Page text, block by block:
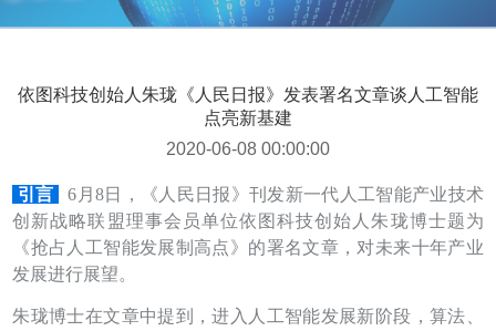
依图科技创始人朱珑《人民日报》发表署名文章谈人工智能
点亮新基建
2020-06-08 00:00:00
引言 6月8日 ，《人民日报》刊发新一代人工智能产业技术
创新战略联盟理事会员单位依 图科技创始人朱珑博士题为
《抢占人工智能发展制高点》的署名文章，对未来十年产业
发展进行展望。
朱珑博士在文章中提到，进入人工智能发展新阶段，算法、